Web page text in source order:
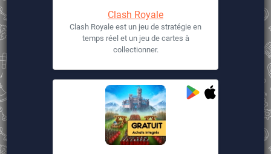
Clash Royale
Clash Royale est un jeu de stratégie en
temps réel et un jeu de cartes à
collectionner.